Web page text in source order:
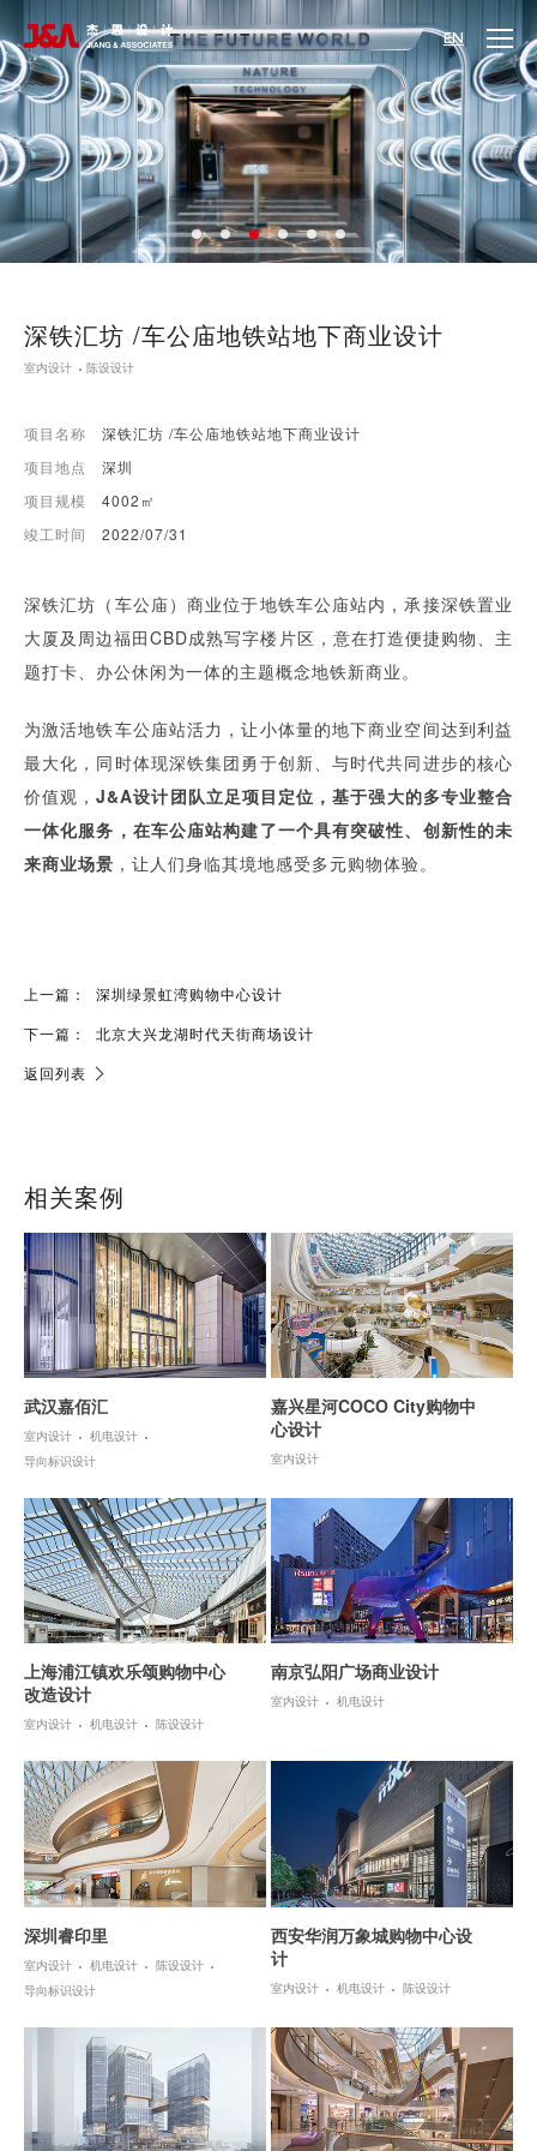
EN
深铁汇坊 /车公庙地铁站地下商业设计
室内设计 陈设设计
项目名称
深铁汇坊 /车公庙地铁站地下商业设计
项目地点
深圳
项目规模
4002㎡
竣工时间
2022/07/31
深铁汇坊（车公庙）商业位于地铁车公庙站内，承接深铁置业
大厦及周边福田CBD成熟写字楼片区，意在打造便捷购物、主
题打卡、办公休闲为一体的主题概念地铁新商业。
为激活地铁车公庙站活力，让小体量的地下商业空间达到利益
最大化，同时体现深铁集团勇于创新、与时代共同进步的核心
价值观，J&A设计团队立足项目定位，基于强大的多专业整合
一体化服务，在车公庙站构建了一个具有突破性、创新性的未
来商业场景 ，让人们身临其境地感受多元购物体验。
上一篇：
深圳绿景虹湾购物中心设计
下一篇：
北京大兴龙湖时代天街商场设计
返回列表
相关案例
武汉嘉佰汇
室内设计
机电设计
导向标识设计
嘉兴星河COCO City购物中
心设计
室内设计
上海浦江镇欢乐颂购物中心
改造设计
室内设计 机电设计 陈设设计
南京弘阳广场商业设计
室内设计 机电设计
深圳睿印里
室内设计 机电设计
陈设设计
导向标识设计
西安华润万象城购物中心设
计
室内设计 机电设计 陈设设计